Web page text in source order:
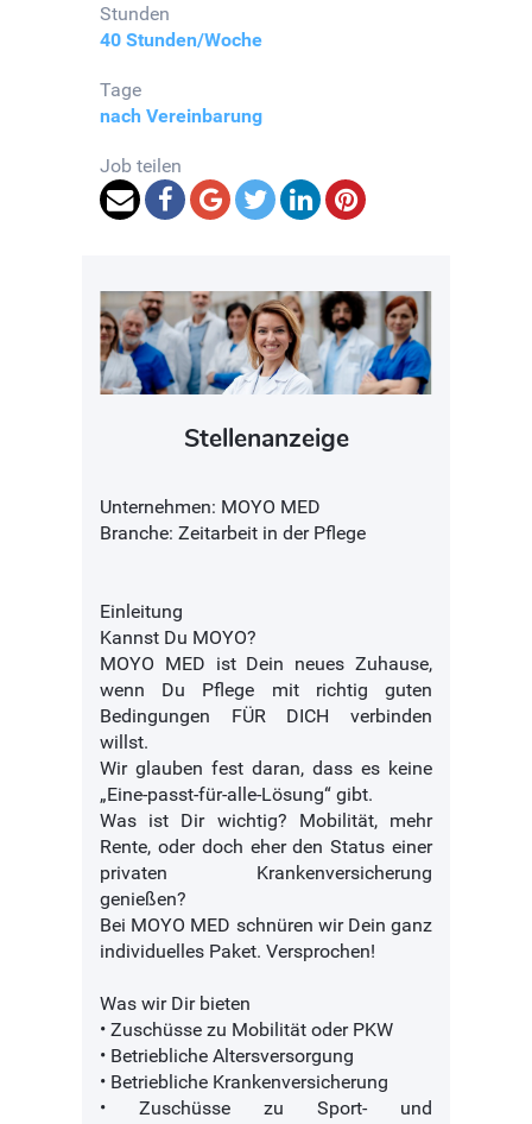
Stunden
40 Stunden/Woche
Tage
nach Vereinbarung
Job teilen
Stellenanzeige
Unternehmen: MOYO MED
Branche: Zeitarbeit in der Pflege
Einleitung
Kannst Du MOYO?
MOYO MED ist Dein neues Zuhause,
wenn Du Pflege mit richtig guten
Bedingungen FÜR DICH verbinden
willst.
Wir glauben fest daran, dass es keine
„Eine-passt-für-alle-Lösung“ gibt.
Was ist Dir wichtig? Mobilität, mehr
Rente, oder doch eher den Status einer
privaten Krankenversicherung
genießen?
Bei MOYO MED schnüren wir Dein ganz
individuelles Paket. Versprochen!
Was wir Dir bieten
• Zuschüsse zu Mobilität oder PKW
• Betriebliche Altersversorgung
• Betriebliche Krankenversicherung
• Zuschüsse zu Sport- und